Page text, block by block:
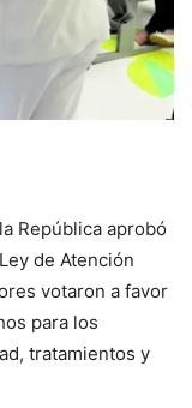
República aprobó
de Atención
votaron a favor
para los
tratamientos y